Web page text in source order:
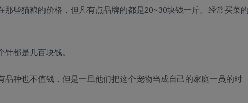
些猫粮的价格，但凡有点品牌的都是20~30块钱一斤。经常买菜
都是几百块钱。
种也不值钱，但是一旦他们把这个宠物当成自己的家庭一员的时